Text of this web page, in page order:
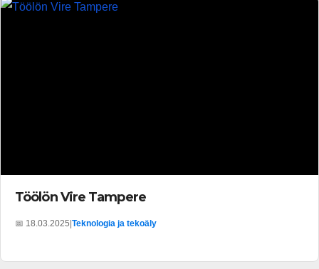
Töölön Vire Tampere
📅 18.03.2025 Teknologia ja tekoäly